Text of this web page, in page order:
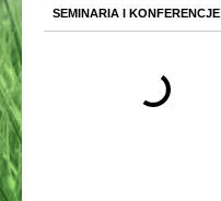
SEMINARIA I KONFERENCJE